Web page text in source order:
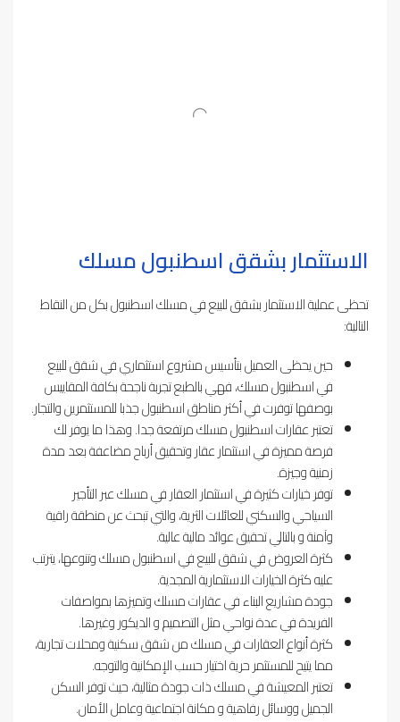
الاستثمار بشقق اسطنبول مسلك
تحظى عملية الاستثمار بشقق للبيع في مسلك اسطنبول بكل من النقاط
التالية:
حين يحظى العميل بتأسيس مشروع استثماري في شقق للبيع
في اسطنبول مسلك، فهي بالطبع تجربة ناجحة بكافة المقاييس
بوصفها توفرت في أكثر مناطق اسطنبول جذبا للمستثمرين والتجار.
تعتبر عقارات اسطنبول مسلك مرتفعة جدا. وهذا ما يوفر لك
فرصة مميزة في استثمار عقار وتحقيق أرباح مضاعفة بعد مدة
زمنية وجيزة.
توفر خيارات كثيرة في استثمار العقار في مسلك عبر التأجير
السياحي والسكني للعائلات الثرية، والتي تبحث عن منطقة راقية
وآمنة و بالتالي تحقيق عوائد مالية عالية.
كثرة العروض في شقق للبيع في اسطنبول مسلك وتنوعها، يترتب
عليه كثرة الخيارات الاستثمارية المجدية.
جودة مشاريع البناء في عقارات مسلك وتميزها بمواصفات
الفريدة في عدة نواحي مثل التصميم و الديكور وغيرها.
كثرة أنواع العقارات في مسلك من شقق سكنية ومحلات تجارية،
مما يتيح للمستثمر حرية اختيار حسب الإمكانية والتوجه.
تعتبر المعيشة في مسلك ذات جودة مثالية، حيث توفر السكن
الجميل ووسائل رفاهية و مكانة اجتماعية وعامل الأمان.